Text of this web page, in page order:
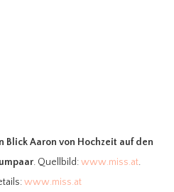
Blick Aaron von Hochzeit auf den
. Quellbild:www.miss.at.
www.miss.at